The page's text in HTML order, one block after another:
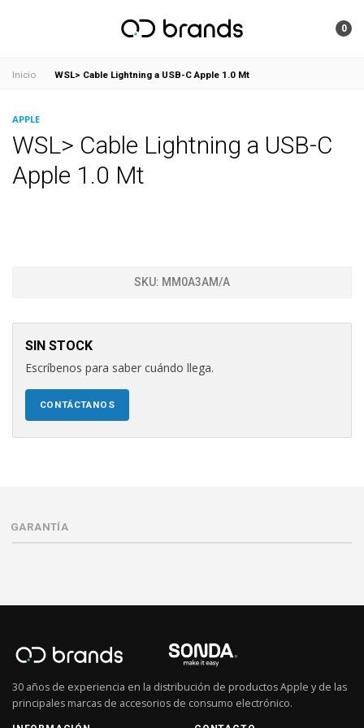
0
Inicio WSL> Cable Lightning a USB-C Apple 1.0 Mt
APPLE
WSL> Cable Lightning a USB-C
Apple 1.0 Mt
SKU: MM0A3AM/A
SIN STOCK
Escríbenos para saber cuándo llega.
CONTÁCTANOS
GARANTÍA
30 años de experiencia en la distribución de productos Apple y de las
principales marcas de accesorios de consumo electrónico.